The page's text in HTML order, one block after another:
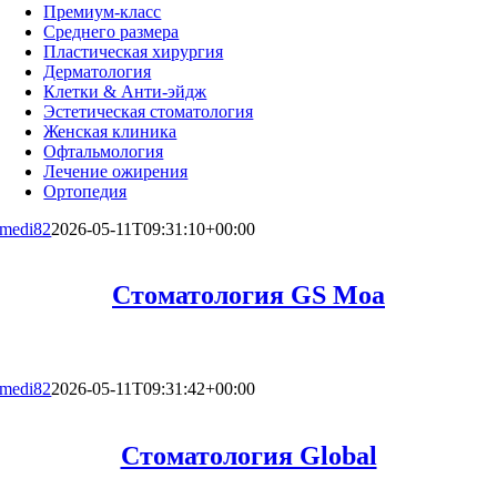
Премиум-класс
Среднего размера
Пластическая хирургия
Дерматология
Клетки & Анти-эйдж
Эстетическая стоматология
Женская клиника
Офтальмология
Лечение ожирения
Ортопедия
medi822026-05-11T09:31:10+00:00
Стоматология GS Moa
medi822026-05-11T09:31:42+00:00
Стоматология Global